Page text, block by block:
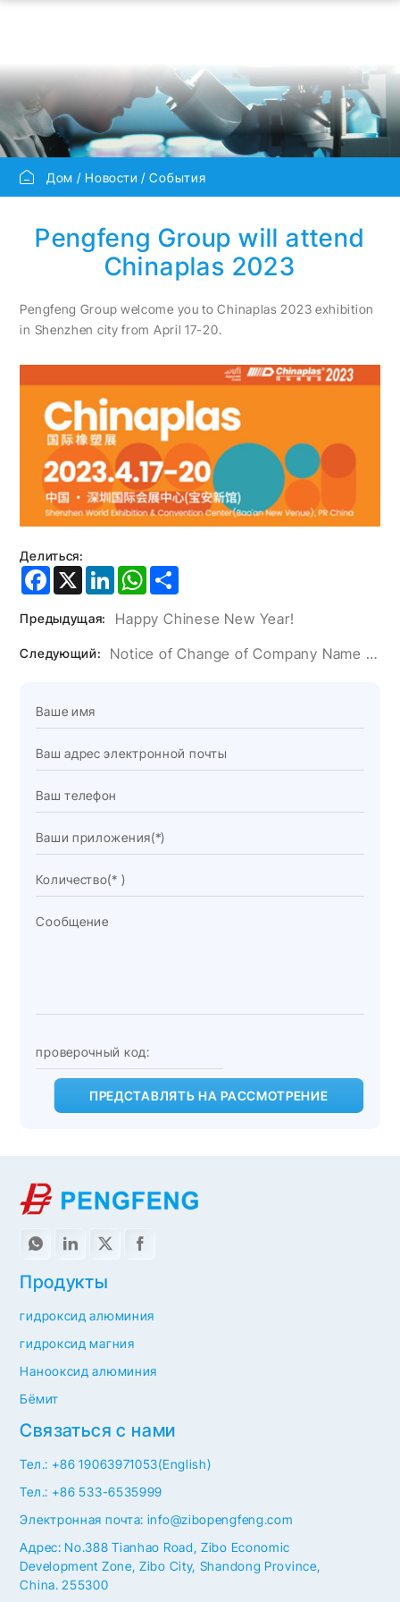
Дом Новости События
Pengfeng Group will attend
Chinaplas 2023
Pengfeng Group welcome you to Chinaplas 2023 exhibition
in Shenzhen city from April 17-20.
Делиться:
Facebook
X LinkedInWhatsApp
Предыдущая: Happy Chinese New Year!
Следующий: Notice of Change of Company Name and Address
ПРЕДСТАВЛЯТЬ НА РАССМОТРЕНИЕ
Связаться с нами
Тел.: +86 19063971053(English)
Тел.: +86 533-6535999
Электронная почта: info@zibopengfeng.com
Адрес: No.388 Tianhao Road, Zibo Economic
Development Zone, Zibo City, Shandong Province,
China. 255300
Продукты
гидроксид алюминия
гидроксид магния
Нанооксид алюминия
Бёмит